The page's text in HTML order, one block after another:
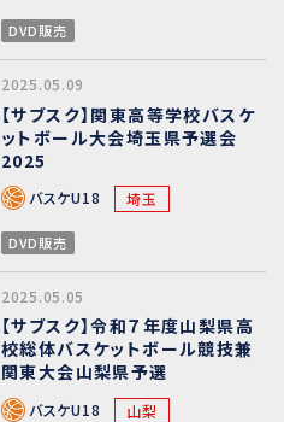
DVD販売
2025.05.09
【サブスク】関東高等学校バスケ
ットボール大会埼玉県予選会
2025
バスケU18 埼玉
DVD販売
2025.05.05
【サブスク】令和７年度山梨県高
校総体バスケットボール競技兼
関東大会山梨県予選
バスケU18 山梨